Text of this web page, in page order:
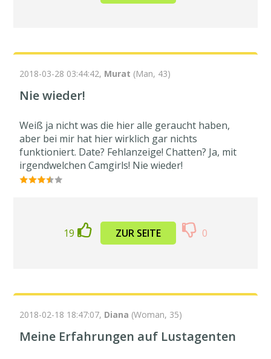
2018-03-28 03:44:42, Murat (Man, 43)
Nie wieder!
Weiß ja nicht was die hier alle geraucht haben,
aber bei mir hat hier wirklich gar nichts
funktioniert. Date? Fehlanzeige! Chatten? Ja, mit
irgendwelchen Camgirls! Nie wieder!
19 ZUR SEITE 0
2018-02-18 18:47:07, Diana (Woman, 35)
Meine Erfahrungen auf Lustagenten